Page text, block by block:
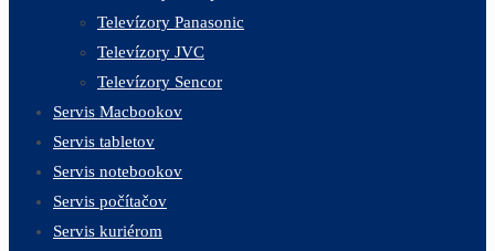
Televízory Panasonic
Televízory JVC
Televízory Sencor
Servis Macbookov
Servis tabletov
Servis notebookov
Servis počítačov
Servis kuriérom